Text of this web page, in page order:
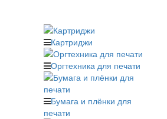
Картриджи
Оргтехника для печати
Бумага и плёнки для
печати